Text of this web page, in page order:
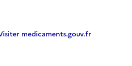
medicaments.gouv.fr